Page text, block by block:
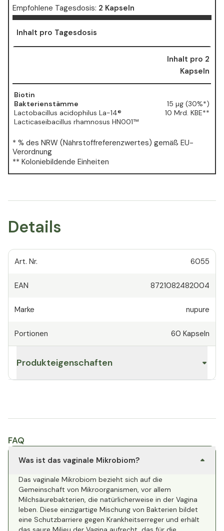
Empfohlene Tagesdosis: 2 Kapseln
Inhalt pro Tagesdosis
Inhalt pro 2
Kapseln
Biotin
Bakterienstämme
Lactobacillus acidophilus La-14®
Lacticaseibacillus rhamnosus HN001™
15 µg (30%*)
10 Mrd. KBE**
* % des NRW (Nährstoffreferenzwertes) gemäß EU-
Verordnung
** Koloniebildende Einheiten
Details
Art. Nr. 6055
EAN 8721082482004
Marke nupure
Portionen 60 Kapseln
Produkteigenschaften
FAQ
Was ist das vaginale Mikrobiom?
Das vaginale Mikrobiom bezieht sich auf die
Gemeinschaft von Mikroorganismen, vor allem
Milchsäurebakterien, die natürlicherweise in der Vagina
leben. Diese einzigartige Mischung von Bakterien bildet
eine Schutzbarriere gegen Krankheitserreger und erhält